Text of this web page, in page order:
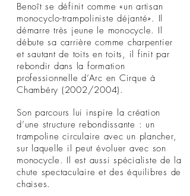
Benoît se définit comme «un artisan
monocyclo-trampoliniste déjanté». Il
démarre très jeune le monocycle. Il
débute sa carrière comme charpentier
et sautant de toits en toits, il finit par
rebondir dans la formation
professionnelle d’Arc en Cirque à
Chambéry (2002/2004).
Son parcours lui inspire la création
d’une structure rebondissante : un
trampoline circulaire avec un plancher,
sur laquelle il peut évoluer avec son
monocycle. Il est aussi spécialiste de la
chute spectaculaire et des équilibres de
chaises.